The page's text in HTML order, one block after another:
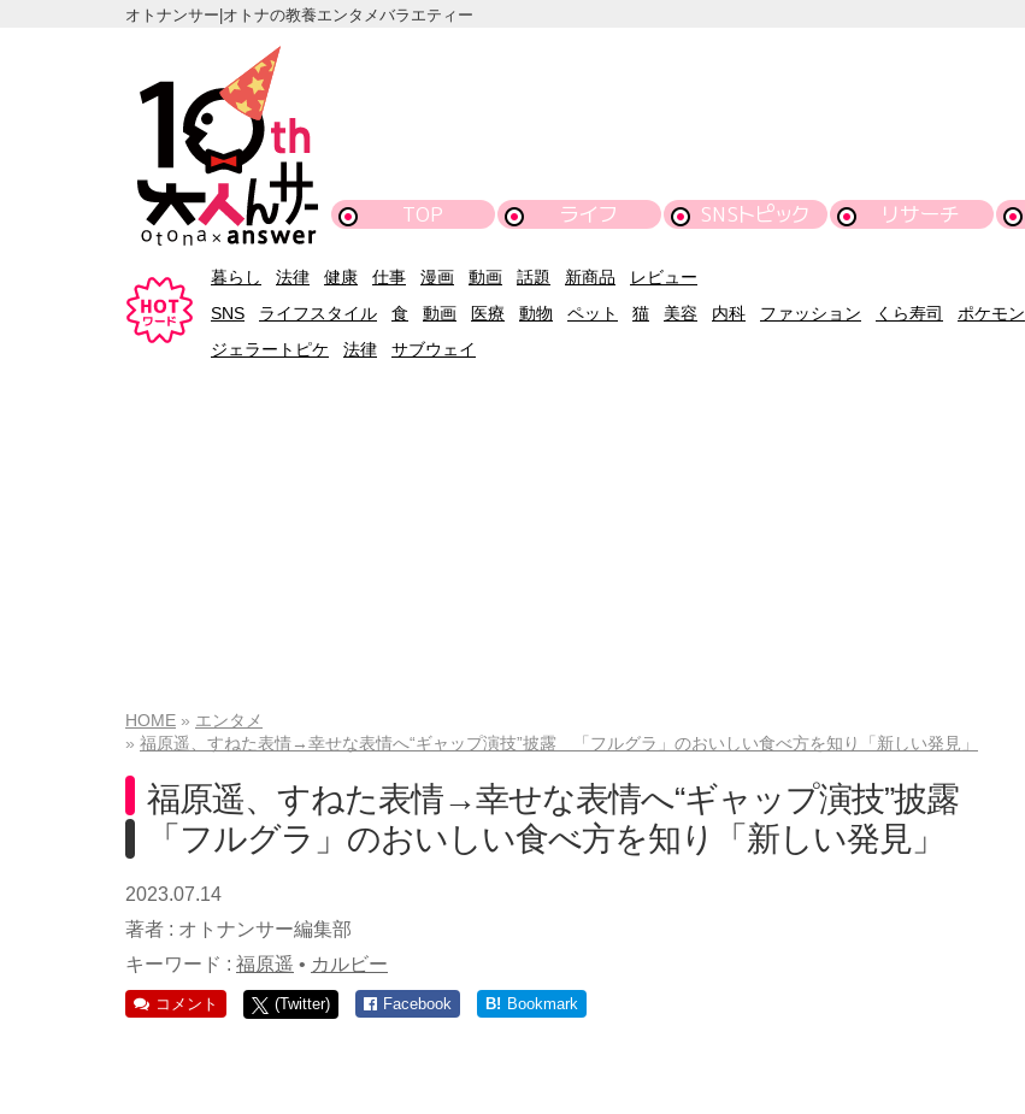
オトナンサー|オトナの教養エンタメバラエティー
TOP ライフ SNSトピック リサーチ
暮らし 法律 健康 仕事 漫画 動画 話題 新商品
レビュー
SNS
ライフスタイル 食 動画 医療 動物 ペット 猫 美容 内科 ファッション くら寿司 ポケモン
ジェラートピケ
法律 サブウェイ
HOME
エンタメ
福原遥、すねた表情→幸せな表情へ“ギャップ演技”披露 「フルグラ」のおいしい食べ方を知り「新しい発見」
福原遥、すねた表情→幸せな表情へ“ギャップ演技”披露
「フルグラ」のおいしい食べ方を知り「新しい発見」
2023.07.14
著者 : オトナンサー編集部
キーワード : 福原遥 • カルビー
コメント (Twitter) Facebook B! Bookmark